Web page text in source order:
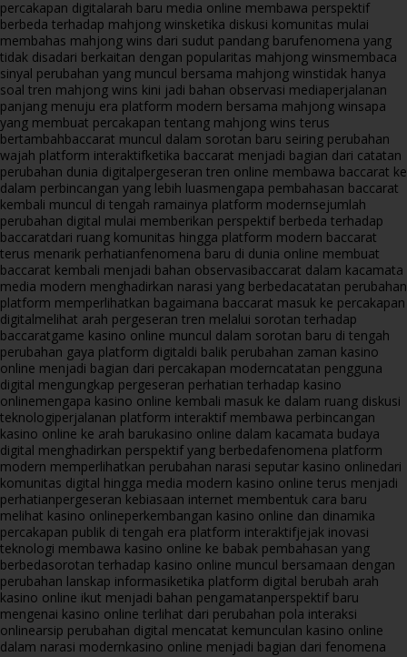
percakapan digitalarah baru media online membawa perspektif
berbeda terhadap mahjong winsketika diskusi komunitas mulai
membahas mahjong wins dari sudut pandang barufenomena yang
tidak disadari berkaitan dengan popularitas mahjong winsmembaca
sinyal perubahan yang muncul bersama mahjong winstidak hanya
soal tren mahjong wins kini jadi bahan observasi mediaperjalanan
panjang menuju era platform modern bersama mahjong winsapa
yang membuat percakapan tentang mahjong wins terus
bertambahbaccarat muncul dalam sorotan baru seiring perubahan
wajah platform interaktifketika baccarat menjadi bagian dari catatan
perubahan dunia digitalpergeseran tren online membawa baccarat ke
dalam perbincangan yang lebih luasmengapa pembahasan baccarat
kembali muncul di tengah ramainya platform modernsejumlah
perubahan digital mulai memberikan perspektif berbeda terhadap
baccaratdari ruang komunitas hingga platform modern baccarat
terus menarik perhatianfenomena baru di dunia online membuat
baccarat kembali menjadi bahan observasibaccarat dalam kacamata
media modern menghadirkan narasi yang berbedacatatan perubahan
platform memperlihatkan bagaimana baccarat masuk ke percakapan
digitalmelihat arah pergeseran tren melalui sorotan terhadap
baccaratgame kasino online muncul dalam sorotan baru di tengah
perubahan gaya platform digitaldi balik perubahan zaman kasino
online menjadi bagian dari percakapan moderncatatan pengguna
digital mengungkap pergeseran perhatian terhadap kasino
onlinemengapa kasino online kembali masuk ke dalam ruang diskusi
teknologiperjalanan platform interaktif membawa perbincangan
kasino online ke arah barukasino online dalam kacamata budaya
digital menghadirkan perspektif yang berbedafenomena platform
modern memperlihatkan perubahan narasi seputar kasino onlinedari
komunitas digital hingga media modern kasino online terus menjadi
perhatianpergeseran kebiasaan internet membentuk cara baru
melihat kasino onlineperkembangan kasino online dan dinamika
percakapan publik di tengah era platform interaktifjejak inovasi
teknologi membawa kasino online ke babak pembahasan yang
berbedasorotan terhadap kasino online muncul bersamaan dengan
perubahan lanskap informasiketika platform digital berubah arah
kasino online ikut menjadi bahan pengamatanperspektif baru
mengenai kasino online terlihat dari perubahan pola interaksi
onlinearsip perubahan digital mencatat kemunculan kasino online
dalam narasi modernkasino online menjadi bagian dari fenomena